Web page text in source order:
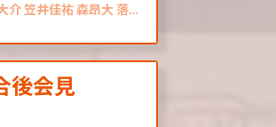
介 笠井佳祐 森昂大 落…
後会見